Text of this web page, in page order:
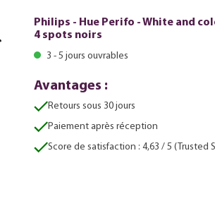
Philips - Hue Perifo - White and
4 spots noirs
3 - 5 jours ouvrables
Avantages :
Retours sous 30 jours
Paiement après réception
Score de satisfaction : 4,63 / 5 (Trusted